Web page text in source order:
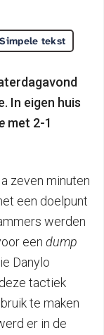
Simpele tekst
In eigen huis
met 2-1
zeven minuten
een doelpunt
werden
een dump
Danylo
tactiek
te maken
er in de